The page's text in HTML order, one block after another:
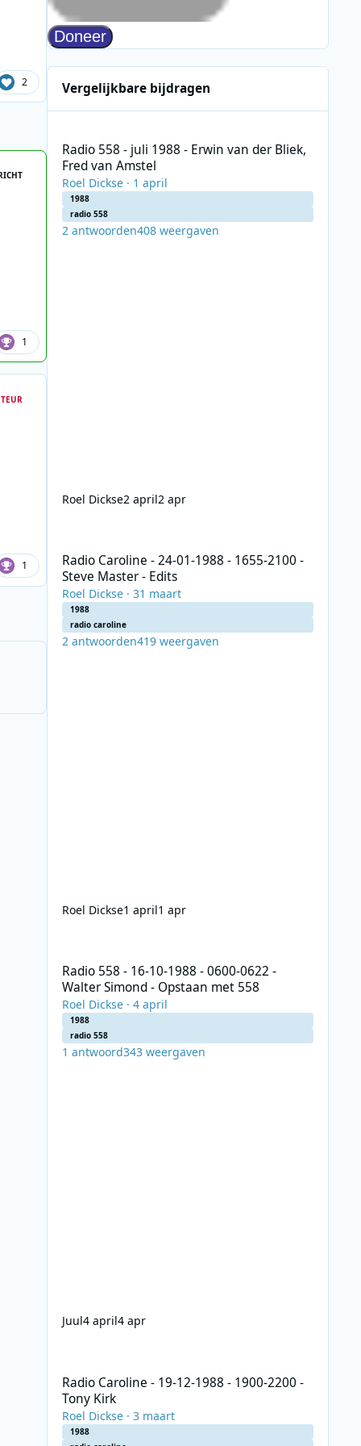
2
1
1
Vergelijkbare bijdragen
Radio 558 - juli 1988 - Erwin van der Bliek,
Fred van Amstel
Roel Dickse· 1 april
1988
radio 558
2 antwoorden408 weergaven
Roel Dickse2 april2 apr
Radio Caroline - 24-01-1988 - 1655-2100 -
Steve Master - Edits
Roel Dickse· 31 maart
1988
radio caroline
2 antwoorden419 weergaven
Roel Dickse1 april1 apr
Radio 558 - 16-10-1988 - 0600-0622 -
Walter Simond - Opstaan met 558
Roel Dickse· 4 april
1988
radio 558
1 antwoord343 weergaven
Juul4 april4 apr
Radio Caroline - 19-12-1988 - 1900-2200 -
Tony Kirk
Roel Dickse· 3 maart
1988